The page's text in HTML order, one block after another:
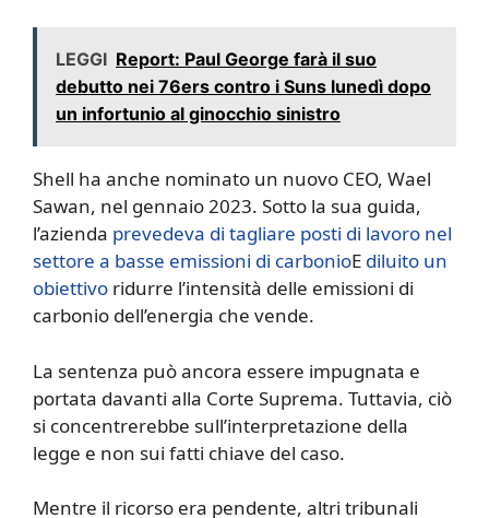
LEGGI Report: Paul George farà il suo
debutto nei 76ers contro i Suns lunedì dopo
un infortunio al ginocchio sinistro
Shell ha anche nominato un nuovo CEO, Wael
Sawan, nel gennaio 2023. Sotto la sua guida,
l’azienda prevedeva di tagliare posti di lavoro nel
settore a basse emissioni di carbonioE diluito un
obiettivo ridurre l’intensità delle emissioni di
carbonio dell’energia che vende.
La sentenza può ancora essere impugnata e
portata davanti alla Corte Suprema. Tuttavia, ciò
si concentrerebbe sull’interpretazione della
legge e non sui fatti chiave del caso.
Mentre il ricorso era pendente, altri tribunali